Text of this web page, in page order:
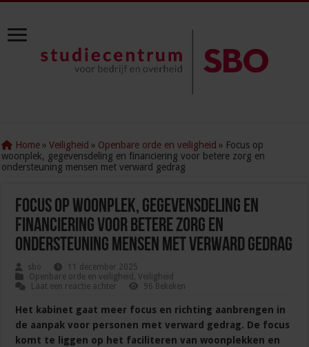
Home » Veiligheid » Openbare orde en veiligheid » Focus op
woonplek, gegevensdeling en financiering voor betere zorg en
ondersteuning mensen met verward gedrag
Focus op woonplek, gegevensdeling en
financiering voor betere zorg en
ondersteuning mensen met verward gedrag
sbo
11 december 2025
Openbare orde en veiligheid ,Veiligheid
Laat een reactie achter
96 Bekeken
Het kabinet gaat meer focus en richting aanbrengen in
de aanpak voor personen met verward gedrag. De focus
komt te liggen op het faciliteren van woonplekken en